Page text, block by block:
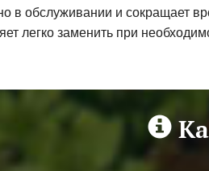
в обслуживании и сокращает
легко заменить при